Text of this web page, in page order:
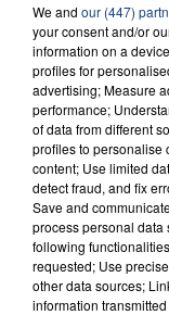
23 juillet 2026
INCENDIE
SON BÉBÉ
Un homme
aspergé sa
d'un liquide
We and our (447)
your consent and/or
information on a
profiles for
advertising; Measure
performance;
of data from different
profiles to personalise
content; Use limited
detect fraud, and fix
Save and
process personal data
following
requested; Use
other data sources;
information